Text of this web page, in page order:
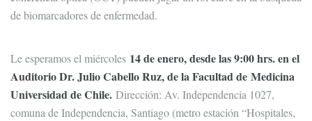
de biomarcadores de enfermedad.
Le esperamos el miércoles 14 de enero, desde las 9:00 hrs. en el
Auditorio Dr. Julio Cabello Ruz, de la Facultad de Medicina
Universidad de Chile. Dirección: Av. Independencia 1027,
comuna de Independencia, Santiago (metro estación “Hospitales,